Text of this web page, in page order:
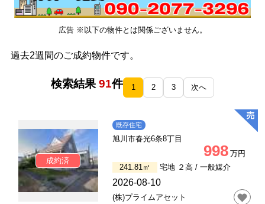
広告 ※以下の物件とは関係ございません。
過去2週間のご成約物件です。
検索結果 91件 1 2 3 次へ
成約済
既存住宅
旭川市春光6条8丁目
998 万円
241.81㎡
宅地 ２高 / 一般媒介
2026-08-10
(株)プライムアセット